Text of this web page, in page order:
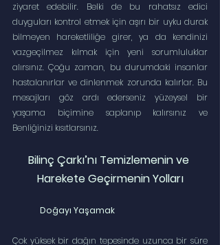
ziyaret edebilir. Belki de bu rahatsız edici
duyguları kontrol etmek için aşırı bir uyku durak
bilmeyen hareketliliğe girer, ya da kendinizi
vazgeçilmez kılmak için yeni sorumluluklar
alırsınız. Çoğu zaman, bu durumdaki insanlar
hastalanırlar ve dinlenmek zorunda kalırlar. Bu
mesajları göz ardı ederseniz yüzeysel bir
yaşama biçimine saplanıp kalırsınız ve
Benliğinizi kısıtlarsınız.
Bilinç Çarkı’nı Temizlemenin ve
Harekete Geçirmenin Yolları
Doğayı Yaşamak
Çok yüksek bir dağın tepesinde uzunca bir süre